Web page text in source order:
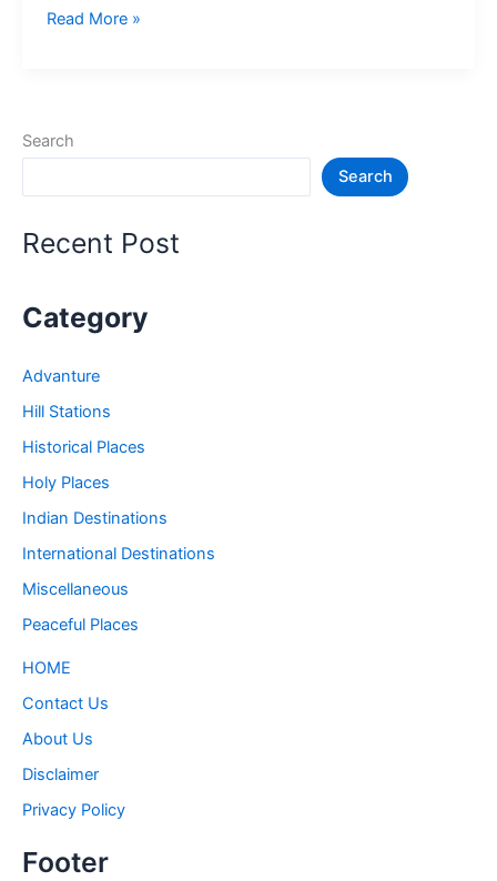
10+
जगह
–
Tourist
Places
Read More »
Search
Search
Recent Post
Category
Advanture
Hill Stations
Historical Places
Holy Places
Indian Destinations
International Destinations
Miscellaneous
Peaceful Places
HOME
Contact Us
About Us
Disclaimer
Privacy Policy
Footer